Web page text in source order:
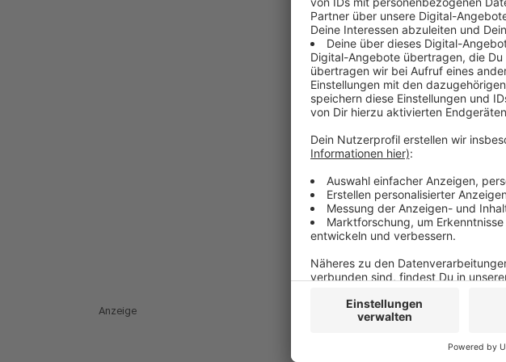
116
Security
Hochschule.
entwickeln.
Frühjahr
Das neue
Hochschule
ist es unter
Anzeige
Anzeige